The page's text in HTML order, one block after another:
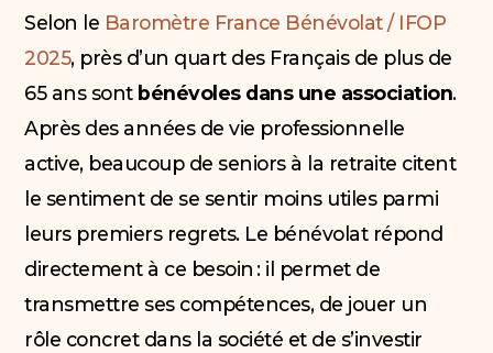
Selon le Baromètre France Bénévolat / IFOP
2025, près d’un quart des Français de plus de
65 ans sont bénévoles dans une association.
Après des années de vie professionnelle
active, beaucoup de seniors à la retraite citent
le sentiment de se sentir moins utiles parmi
leurs premiers regrets. Le bénévolat répond
directement à ce besoin : il permet de
transmettre ses compétences, de jouer un
rôle concret dans la société et de s’investir